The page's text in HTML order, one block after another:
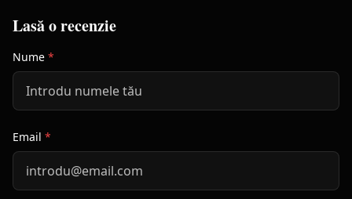
Lasă o recenzie
Nume *
Email *